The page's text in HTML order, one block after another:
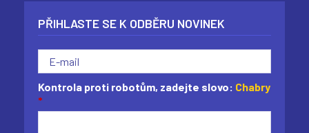
PŘIHLASTE SE K ODBĚRU NOVINEK
Kontrola proti robotům, zadejte slovo: Chabry
*